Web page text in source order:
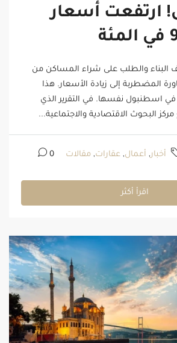
ارتفعت أسعار
البناء والطلب على شراء المساكن من
المضطربة إلى زيادة الأسعار. هذا
اسطنبول نفسها. في التقرير الذي
البحوث الاقتصادية والاجتماعية...
أخبار, أعمال, عقارات, مقالات 0
اقرأ أكثر